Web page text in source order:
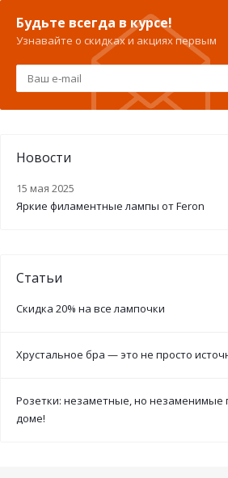
Будьте всегда в курсе!
Узнавайте о скидках и акциях первым
Новости
15 мая 2025
Яркие филаментные лампы от Feron
Статьи
Скидка 20% на все лампочки
Хрустальное бра — это не просто
Розетки: незаметные, но
доме!